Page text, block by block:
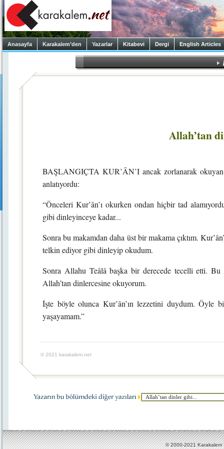
Anasayfa Karakalem’den Yazarlar Kitabevi Dergi English Articles
Allah’tan
BAŞLANGIÇTA KUR’ÂN’I ancak zorlanarak
anlatıyordu:
“Önceleri Kur’ân’ı okurken ondan hiçbir tad
gibi dinleyinceye kadar...
Sonra bu makamdan daha üst bir makama çıktım.
telkin ediyor gibi dinleyip okudum.
Sonra Allahu Teâlâ başka bir derecede tecelli etti. Bu
Allah’tan dinlercesine okuyorum.
İşte böyle olunca Kur’ân’ın lezzetini duydum.
yaşayamam.”
© 2021 karakalem.net
© 2000-2021 Karakalem